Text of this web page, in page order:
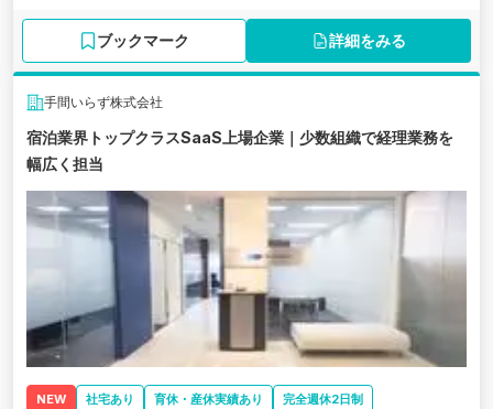
ある、全国でホテルやホステルの開発・運営を専門に行う宿泊事業
ブックマーク 詳細をみる
手間いらず株式会社
宿泊業界トップクラスSaaS上場企業｜少数組織で経理業務を
幅広く担当
NEW 社宅あり 育休・産休実績あり
完全週休2日制